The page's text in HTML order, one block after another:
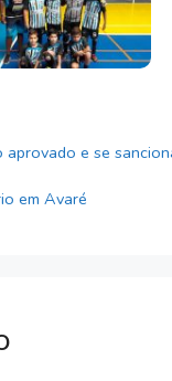
e se
em Avaré